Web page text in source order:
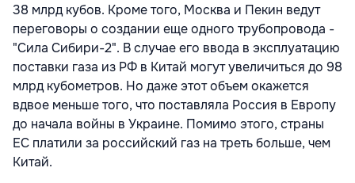
38 млрд кубов. Кроме того, Москва и Пекин ведут
переговоры о создании еще одного трубопровода -
"Сила Сибири-2". В случае его ввода в эксплуатацию
поставки газа из РФ в Китай могут увеличиться до 98
млрд кубометров. Но даже этот объем окажется
вдвое меньше того, что поставляла Россия в Европу
до начала войны в Украине. Помимо этого, страны
ЕС платили за российский газ на треть больше, чем
Китай.